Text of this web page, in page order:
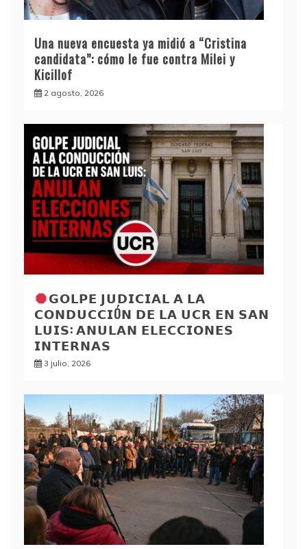
Una nueva encuesta ya midió a “Cristina
candidata”: cómo le fue contra Milei y
Kicillof
2 agosto, 2026
𝗚𝗢𝗟𝗣𝗘 𝗝𝗨𝗗𝗜𝗖𝗜𝗔𝗟 𝗔 𝗟𝗔
𝗖𝗢𝗡𝗗𝗨𝗖𝗖𝗜Ó𝗡 𝗗𝗘 𝗟𝗔 𝗨𝗖𝗥 𝗘𝗡 𝗦𝗔𝗡
𝗟𝗨𝗜𝗦: 𝗔𝗡𝗨𝗟𝗔𝗡 𝗘𝗟𝗘𝗖𝗖𝗜𝗢𝗡𝗘𝗦
𝗜𝗡𝗧𝗘𝗥𝗡𝗔𝗦
3 julio, 2026